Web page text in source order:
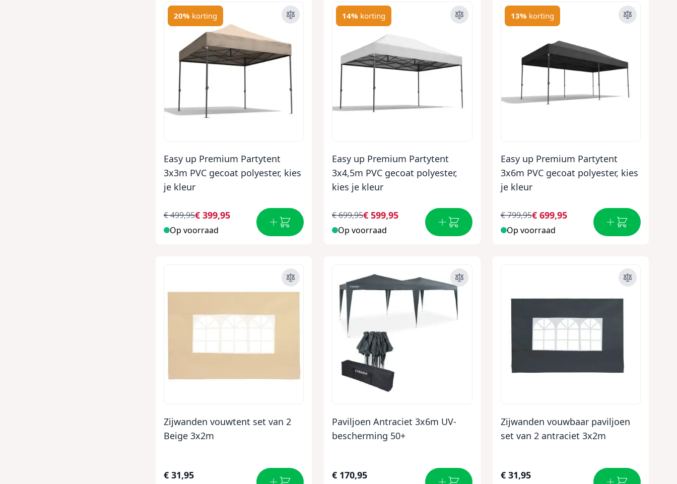
20% korting
Easy up Premium Partytent
3x3m PVC gecoat polyester, kies
je kleur
€ 399,95
€ 499,95
Op voorraad
14% korting
Easy up Premium Partytent
3x4,5m PVC gecoat polyester,
kies je kleur
€ 599,95
€ 699,95
Op voorraad
13% korting
Easy up Premium Partytent
3x6m PVC gecoat polyester, kies
je kleur
€ 699,95
€ 799,95
Op voorraad
Zijwanden vouwtent set van 2
Beige 3x2m
€ 31,95
Paviljoen Antraciet 3x6m UV-
bescherming 50+
€ 170,95
Zijwanden vouwbaar paviljoen
set van 2 antraciet 3x2m
€ 31,95